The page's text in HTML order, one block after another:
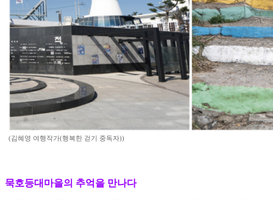
(김혜영 여행작가(행복한 걷기 중독자))
묵호등대마을의 추억을 만나다